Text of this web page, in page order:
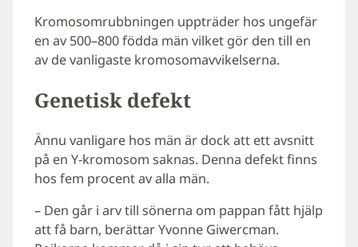
Kromosomrubbningen uppträder hos ungefär
en av 500–800 födda män vilket gör den till en
av de vanligaste kromosomavvikelserna.
Genetisk defekt
Ännu vanligare hos män är dock att ett avsnitt
på en Y-kromosom saknas. Denna defekt finns
hos fem procent av alla män.
– Den går i arv till sönerna om pappan fått hjälp
att få barn, berättar Yvonne Giwercman.